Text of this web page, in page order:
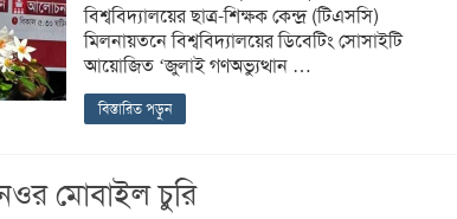
বিশ্ববিদ্যালয়ের ছাত্র-শিক্ষক কেন্দ্র (টিএসসি)
মিলনায়তনে বিশ্ববিদ্যালয়ের ডিবেটিং সোসাইটি
আয়োজিত ‘জুলাই গণঅভ্যুত্থান …
বিস্তারিত পড়ুন
মোবাইল চুরি